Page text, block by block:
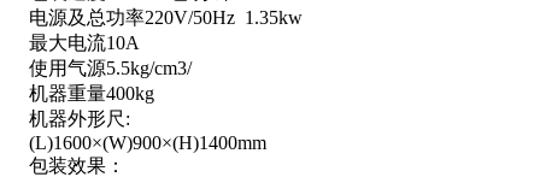
电源及总功率220V/50Hz 1.35kw
最大电流10A
使用气源5.5kg/cm3/
机器重量400kg
机器外形尺:
(L)1600×(W)900×(H)1400mm
包装效果：